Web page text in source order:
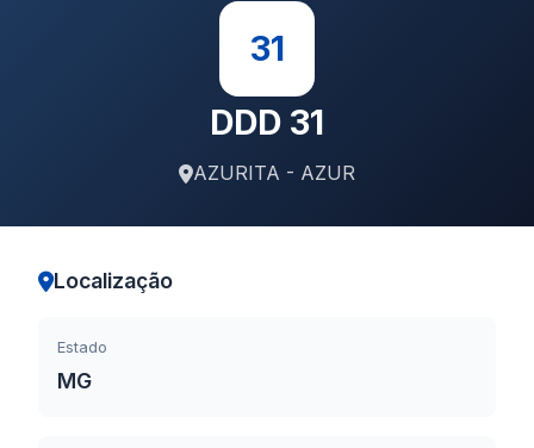
31
DDD 31
AZURITA - AZUR
Localização
Estado
MG